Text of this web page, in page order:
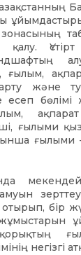
қалу.
ғылым,
және
бөлімі
ғылыми
ғылыми
бір
негізгі